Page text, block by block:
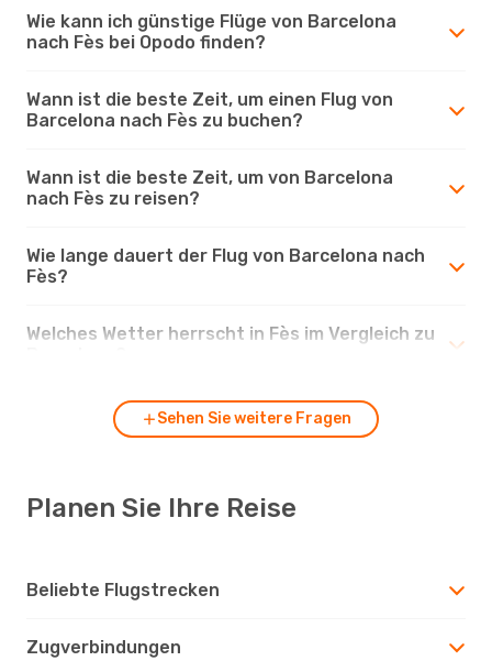
Wie kann ich günstige Flüge von Barcelona
nach Fès bei Opodo finden?
Wann ist die beste Zeit, um einen Flug von
Barcelona nach Fès zu buchen?
Wann ist die beste Zeit, um von Barcelona
nach Fès zu reisen?
Wie lange dauert der Flug von Barcelona nach
Fès?
Welches Wetter herrscht in Fès im Vergleich zu
Sehen Sie weitere Fragen
Planen Sie Ihre Reise
Beliebte Flugstrecken
Zugverbindungen